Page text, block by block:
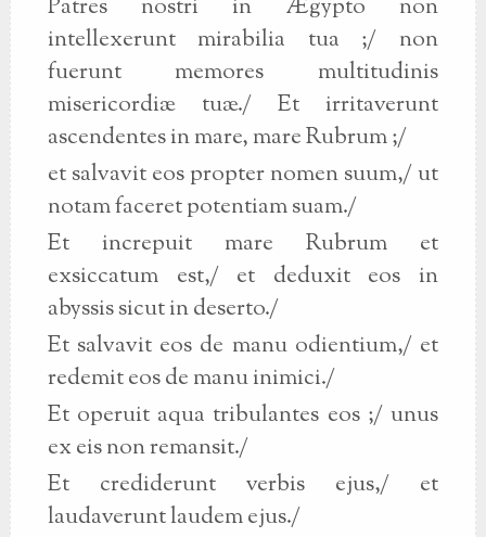
Patres nostri in Ægypto non
intellexerunt mirabilia tua ;/ non
fuerunt memores multitudinis
misericordiæ tuæ./ Et irritaverunt
ascendentes in mare, mare Rubrum ;/
et salvavit eos propter nomen suum,/ ut
notam faceret potentiam suam./
Et increpuit mare Rubrum et
exsiccatum est,/ et deduxit eos in
abyssis sicut in deserto./
Et salvavit eos de manu odientium,/ et
redemit eos de manu inimici./
Et operuit aqua tribulantes eos ;/ unus
ex eis non remansit./
Et crediderunt verbis ejus,/ et
laudaverunt laudem ejus./